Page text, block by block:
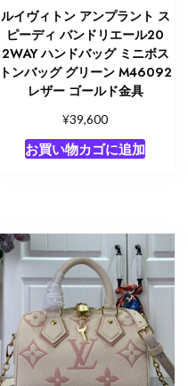
ルイヴィトン アンプラント ス
ピーディ バンドリエール20
2WAY ハンドバッグ ミニボス
トンバッグ グリーン M46092
レザー ゴールド金具
¥39,600
お買い物カゴに追加